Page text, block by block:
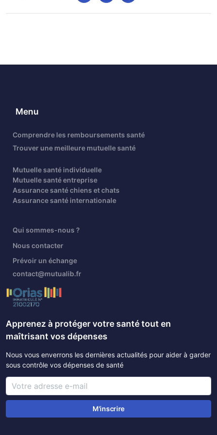
Menu
Comprendre les remboursements santé
Trouver une meilleure mutuelle santé
Mutuelle santé individuelle
Mutuelle santé entreprise
Assurance santé chiens et chats
Assurance santé internationale
Qui sommes-nous ?
Nous contacter
Prévoir un échange
contact@mutualib.fr
Apprenez à protéger votre santé tout en
maîtrisant vos dépenses
Nous vous enverrons les dernières actualités pour aider à garder
sous contrôle vos dépenses de santé
M'inscrire